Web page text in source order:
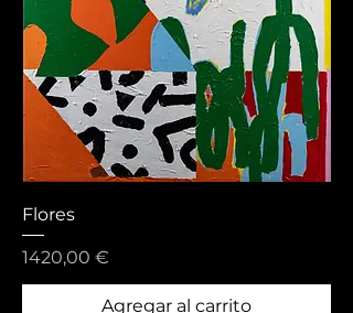
Flores
Precio
1420,00 €
Agregar al carrito